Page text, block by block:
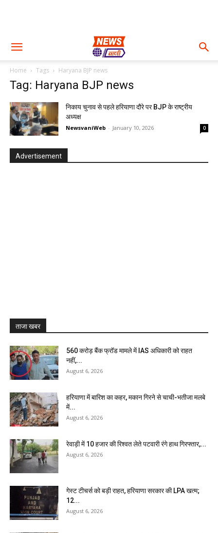
Home Tags Haryana BJP news
Tag: Haryana BJP news
निकाय चुनाव से पहले हरियाणा दौरे पर BJP के राष्ट्रीय
अध्यक्ष
NewsvaniWeb - January 10, 2026 0
Advertisement
ताजा खबर
₹560 करोड़ बैंक फ्रॉड मामले में IAS अधिकारी को राहत
नहीं,...
August 6, 2026
हरियाणा में बारिश का कहर, मकान गिरने से चाची-भतीजा मलबे
में...
August 6, 2026
रेवाड़ी में 10 हजार की रिश्वत लेते पटवारी रंगे हाथ गिरफ्तार,...
August 6, 2026
गेस्ट टीचर्स को बड़ी राहत, हरियाणा सरकार की LPA खत्म;
12...
August 6, 2026